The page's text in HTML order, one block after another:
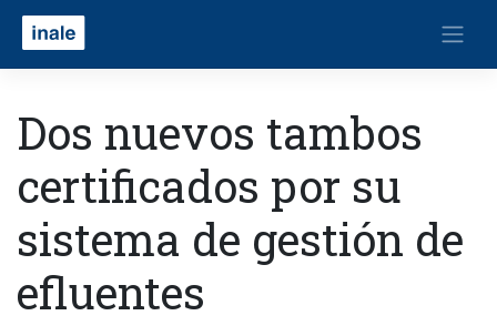
Dos nuevos tambos
certificados por su
sistema de gestión de
efluentes